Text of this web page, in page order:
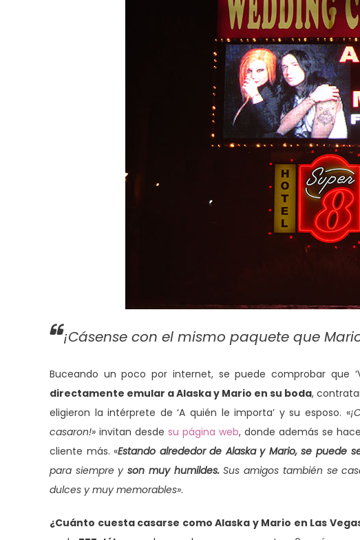
¡Cásense con el mismo paquete que
Buceando un poco por internet, se puede comprobar que
directamente emular a Alaska y Mario en su boda,
eligieron la intérprete de ‘A quién le importa’ y su esposo. «
casaron!» invitan desde su página web, donde además se
cliente más. «Estando alrededor de Alaska y Mario, se puede
para siempre yson muy humildes.Sus amigos también se
dulces y muy memorables».
¿Cuánto cuesta casarse como Alaska y Mario en Las